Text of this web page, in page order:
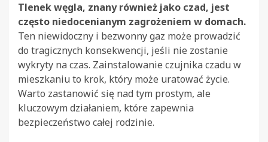
Tlenek węgla, znany również jako czad, jest
często niedocenianym zagrożeniem w domach.
Ten niewidoczny i bezwonny gaz może prowadzić
do tragicznych konsekwencji, jeśli nie zostanie
wykryty na czas. Zainstalowanie czujnika czadu w
mieszkaniu to krok, który może uratować życie.
Warto zastanowić się nad tym prostym, ale
kluczowym działaniem, które zapewnia
bezpieczeństwo całej rodzinie.